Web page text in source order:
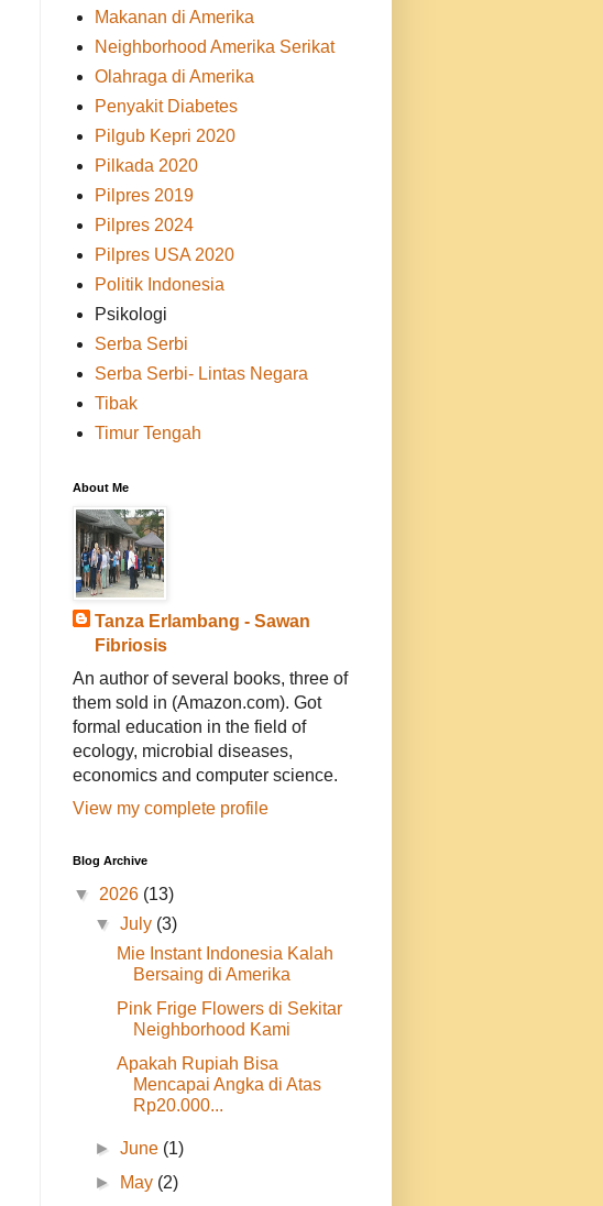
Makanan di Amerika
Neighborhood Amerika Serikat
Olahraga di Amerika
Penyakit Diabetes
Pilgub Kepri 2020
Pilkada 2020
Pilpres 2019
Pilpres 2024
Pilpres USA 2020
Politik Indonesia
Psikologi
Serba Serbi
Serba Serbi- Lintas Negara
Tibak
Timur Tengah
About Me
Tanza Erlambang - Sawan
Fibriosis
An author of several books, three of
them sold in (Amazon.com). Got
formal education in the field of
ecology, microbial diseases,
economics and computer science.
View my complete profile
Blog Archive
▼ 2026 (13)
▼July (3)
Mie Instant Indonesia Kalah
Bersaing di Amerika
Pink Frige Flowers di Sekitar
Neighborhood Kami
Apakah Rupiah Bisa
Mencapai Angka di Atas
Rp20.000...
►June (1)
►
May (2)